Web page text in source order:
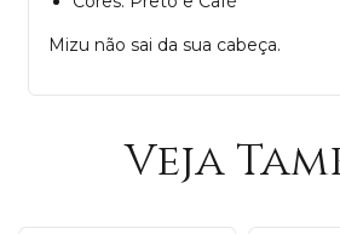
Mizu não sai da sua cabeça.
Veja